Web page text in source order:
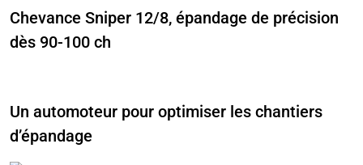
Chevance Sniper 12/8, épandage de précision
dès 90-100 ch
Un automoteur pour optimiser les chantiers
d’épandage